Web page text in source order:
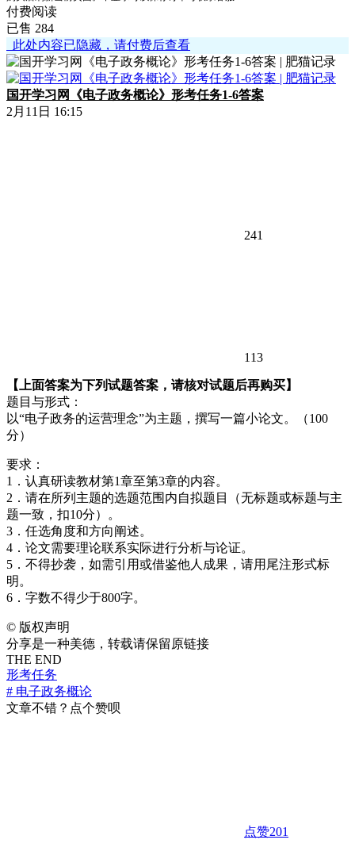
付费阅读
已售 284
此处内容已隐藏，请付费后查看
国开学习网《电子政务概论》形考任务1-6答案
2月11日 16:15
241
113
【上面答案为下列试题答案，请核对试题后再购买】
题目与形式：
以“电子政务的运营理念”为主题，撰写一篇小论文。（100
分）
要求：
1．认真研读教材第1章至第3章的内容。
2．请在所列主题的选题范围内自拟题目（无标题或标题与主
题一致，扣10分）。
3．任选角度和方向阐述。
4．论文需要理论联系实际进行分析与论证。
5．不得抄袭，如需引用或借鉴他人成果，请用尾注形式标
明。
6．字数不得少于800字。
© 版权声明
分享是一种美德，转载请保留原链接
THE END
形考任务
# 电子政务概论
文章不错？点个赞呗
点赞201